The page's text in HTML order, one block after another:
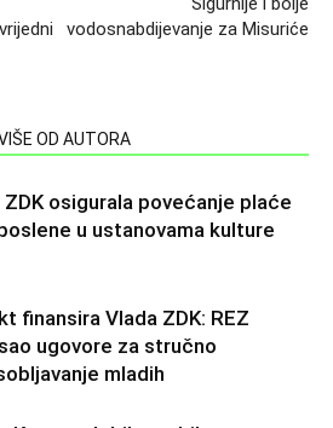
vodosnabdijevanje za Misuriće
OD AUTORA
ZDK osigurala povećanje plaće
u ustanovama kulture
finansira Vlada ZDK: REZ
ugovore za stručno
mladih